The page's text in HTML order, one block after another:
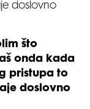
doslovno
što
onda kada
pristupa to
doslovno